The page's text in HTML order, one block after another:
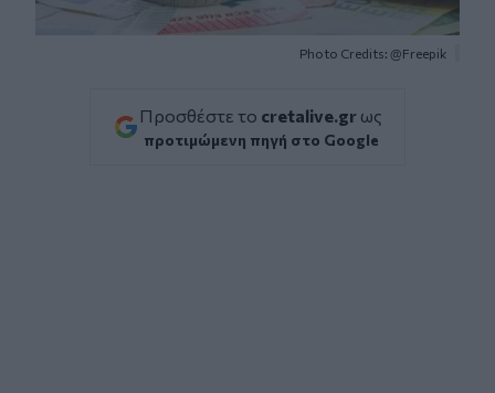
Photo Credits: @Freepik
Προσθέστε το cretalive.gr ως
προτιμώμενη πηγή στο Google